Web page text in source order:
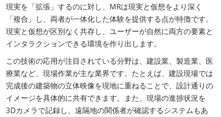
現実を「拡張」するのに対し、MRは現実と仮想をより深く
「複合」し、両者が一体化した体験を提供する点が特徴です。
現実と仮想が区別なく共存し、ユーザーが自然に両方の要素と
インタラクションできる環境を作り出します。
この技術の応用が注目されている分野は、建設業、製造業、医
療業など、現場作業が主な業界です。たとえば、建設現場では
完成後の建築物の立体映像を現地に重ねることで、設計通りの
イメージを具体的に共有できます。また、現場の進捗状況を
3Dカメラで記録し、遠隔地の関係者が確認するシステムもあ